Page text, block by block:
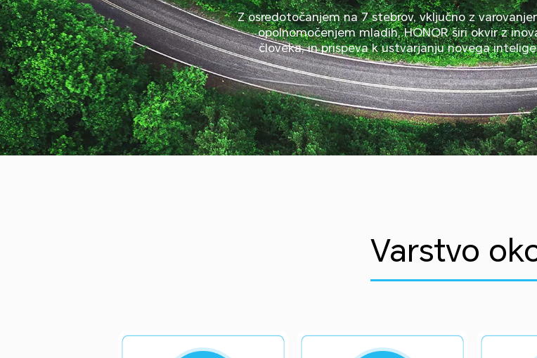
Z osredotočanjem na 7 stebrov, vključno z
opolnomočenjem mladih, HONOR širi okvir z
človeka, in prispeva k ustvarjanju novega
Varstvo